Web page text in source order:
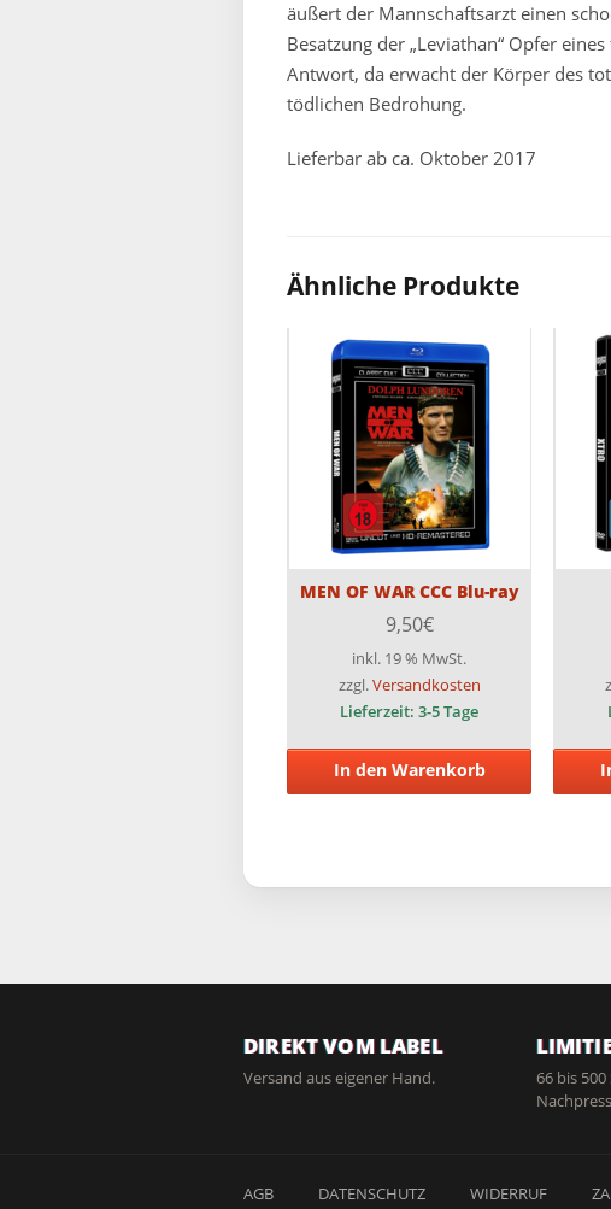
äußert der Mannschaftsarzt einen
Besatzung der „Leviathan“ Opfer
Antwort, da erwacht der Körper des
tödlichen Bedrohung.
Lieferbar ab ca. Oktober 2017
Ähnliche Produkte
MEN OF WAR CCC Blu-ray
9,50€
inkl. 19 % MwSt.
zzgl.Versandkosten
Lieferzeit:3-5 Tage
In den Warenkorb
DIREKT VOM LABEL
Versand aus eigener Hand.
66 bis
AGB DATENSCHUTZ WIDERRUF